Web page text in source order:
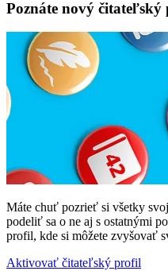
Poznáte nový čitateľský
Máte chuť pozrieť si všetky
podeliť sa o ne aj s ostatnými
profil, kde si môžete zvyšovať
Aktivovať čitateľský profil